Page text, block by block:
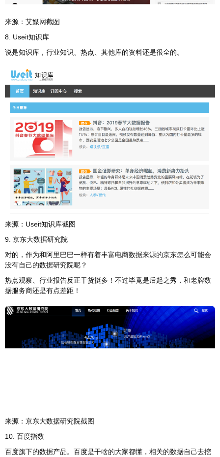
来源：艾媒网截图
8. Useit知识库
说是知识库，行业知识、热点、其他库的资料还是很全的。
来源：Useit知识库截图
9. 京东大数据研究院
对的，作为和阿里巴巴一样有着丰富电商数据来源的京东怎么可能会
没有自己的数据研究院呢？
热点观察、行业报告反正干货挺多！不过毕竟是后起之秀，和老牌数
据服务商还是有点差距！
来源：京东大数据研究院截图
10. 百度指数
百度旗下的数据产品。百度是干啥的大家都懂，相关的数据自己去挖